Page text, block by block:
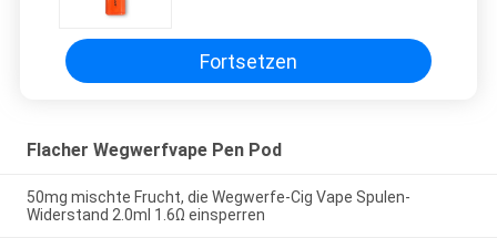
Fortsetzen
Flacher Wegwerfvape Pen Pod
50mg mischte Frucht, die Wegwerfe-Cig Vape Spulen-
Widerstand 2.0ml 1.6Ω einsperren